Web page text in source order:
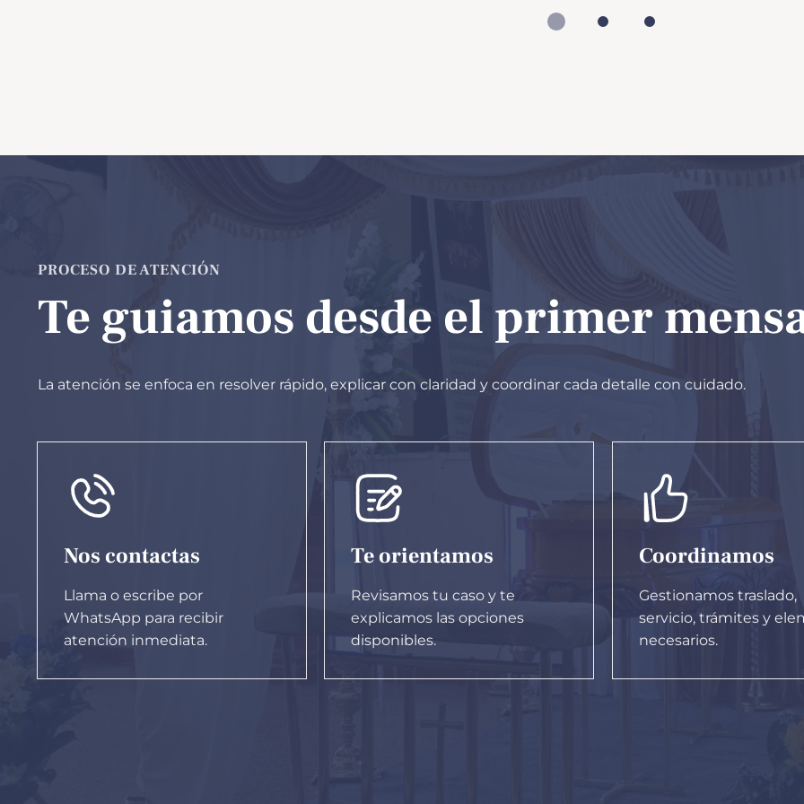
PROCESO DE ATENCIÓN
Te guiamos desde el primer
La atención se enfoca en resolver rápido, explicar con claridad y coordinar cada detalle con cuidado.
Nos contactas
Llama o escribe por
WhatsApp para recibir
atención inmediata.
Te orientamos
Revisamos tu caso y te
explicamos las opciones
disponibles.
Coordinamos
Gestionamos traslado,
servicio, trámites y
necesarios.